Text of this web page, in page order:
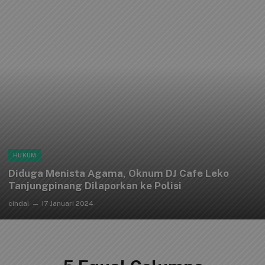
HUKUM
Diduga Menista Agama, Oknum DJ Cafe Leko
Tanjungpinang Dilaporkan ke Polisi
cindai 17 Januari 2024